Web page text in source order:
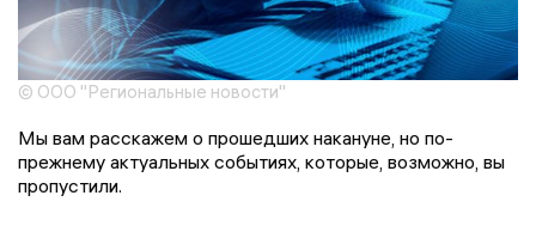
© ООО "Региональные новости"
Мы вам расскажем о прошедших накануне, но по-
прежнему актуальных событиях, которые, возможно, вы
пропустили.